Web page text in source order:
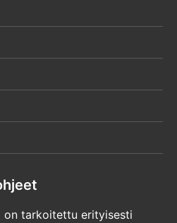
on tarkoitettu erityisesti